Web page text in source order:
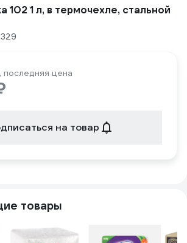
102 1 л, в термочехле, стальной
последняя цена
на товар
товары